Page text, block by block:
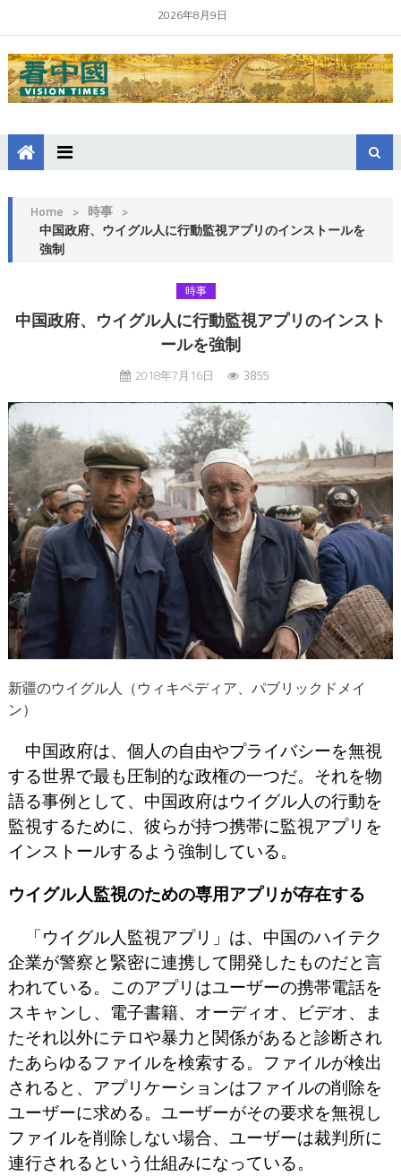
2026年8月9日
Home > 時事 >
中国政府、ウイグル人に行動監視アプリのインストールを
強制
時事
中国政府、ウイグル人に行動監視アプリのインスト
ールを強制
2018年7月16日 3855
新疆のウイグル人（ウィキペディア、パブリックドメイ
ン）
中国政府は、個人の自由やプライバシーを無視
する世界で最も圧制的な政権の一つだ。 それを物
語る事例として、中国政府はウイグル人の行動を
監視するために、彼らが持つ携帯に監視アプリを
インストールするよう強制している。
ウイグル人監視のための専用アプリが存在する
「ウイグル人監視アプリ」は、中国のハイテク
企業が警察と緊密に連携して開発したものだと言
われている。このアプリはユーザーの携帯電話を
スキャンし、電子書籍、オーディオ、ビデオ、ま
たそれ以外にテロや暴力と関係があると診断され
たあらゆるファイルを検索する。ファイルが検出
されると、アプリケーションはファイルの削除を
ユーザーに求める。ユーザーがその要求を無視し
ファイルを削除しない場合、ユーザーは裁判所に
連行されるという仕組みになっている。